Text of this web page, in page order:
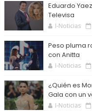
Eduardo
Televisa
I-Noticias
Peso pluma
con Anitta
I-Noticias
¿Quién es
Gala con un
I-Noticias